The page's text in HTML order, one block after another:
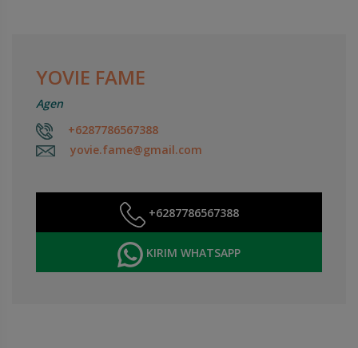
YOVIE FAME
Agen
+6287786567388
yovie.fame@gmail.com
+6287786567388
KIRIM WHATSAPP